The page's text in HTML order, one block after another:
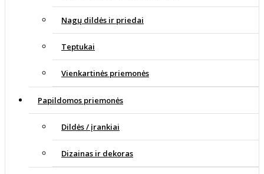
Nagų dildės ir priedai
Teptukai
Vienkartinės priemonės
Papildomos priemonės
Dildės / įrankiai
Dizainas ir dekoras